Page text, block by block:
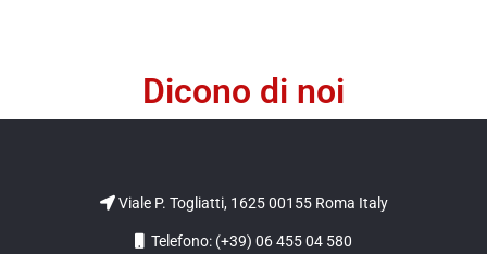
Dicono di noi
Viale P. Togliatti, 1625 00155 Roma Italy
Telefono: (+39) 06 455 04 580